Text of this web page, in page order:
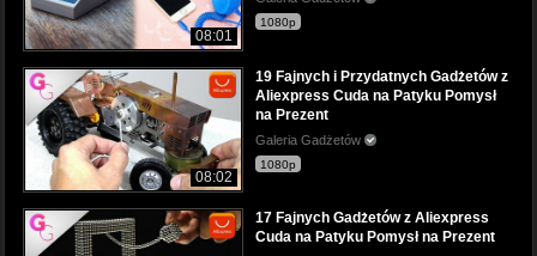
08:01
1080p
08:02
19 Fajnych i Przydatnych Gadżetów z
Aliexpress Cuda na Patyku Pomysł
na Prezent
Galeria Gadżetów
1080p
17 Fajnych Gadżetów z Aliexpress
Cuda na Patyku Pomysł na Prezent